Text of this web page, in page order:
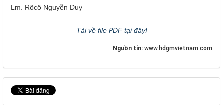
Lm. Rôcô Nguyễn Duy
Tải về file PDF tại đây!
Nguồn tin: www.hdgmvietnam.com